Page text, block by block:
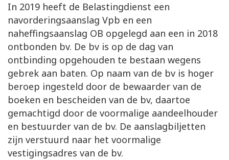
In 2019 heeft de Belastingdienst een
navorderingsaanslag Vpb en een
naheffingsaanslag OB opgelegd aan een in 2018
ontbonden bv. De bv is op de dag van
ontbinding opgehouden te bestaan wegens
gebrek aan baten. Op naam van de bv is hoger
beroep ingesteld door de bewaarder van de
boeken en bescheiden van de bv, daartoe
gemachtigd door de voormalige aandeelhouder
en bestuurder van de bv. De aanslagbiljetten
zijn verstuurd naar het voormalige
vestigingsadres van de bv.